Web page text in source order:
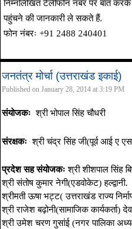
निम्नलिखित टेलीफोन नंबर पर बात
पहुंचने की जानकारी ले सकते हैं.
फोन नंबरः +91 2488 240401
जनतंत्र मोर्चा (उत्तराखंड इकाई)
Published on January 28, 2014 at 3:19 PM
संयोजकः श्री भोपाल सिंह चौधरी
संरक्षकः श्री चंद्र सिंह जी(पूर्व आई ए
प्रदेश सह संयोजकः श्री शीशपाल सिंह
श्री संतोष कुमार नेगी(एडवोकेट) हल्द्वानी.
श्रीमती ऊषा भट्ट( उत्तराखंड राज्य
श्री राजेश बढ़ोनी(सामाजिक कार्यकर्ता)
श्री उमेश चरण गुसांई (नगर पालिका